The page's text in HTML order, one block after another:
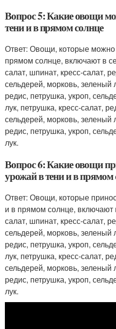
Вопрос 5: Какие овощи
тени и в прямом солнце
Ответ: Овощи, которые
прямом солнце, включают в
салат, шпинат, кресс-салат,
сельдерей, морковь, зеленый
редис, петрушка, укроп,
лук, петрушка, кресс-салат,
сельдерей, морковь, зеленый
редис, петрушка, укроп,
лук.
Вопрос 6: Какие овощи
урожай в тени и в прямом
Ответ: Овощи, которые
и в прямом солнце, включают
салат, шпинат, кресс-салат,
сельдерей, морковь, зеленый
редис, петрушка, укроп,
лук, петрушка, кресс-салат,
сельдерей, морковь, зеленый
редис, петрушка, укроп,
лук.